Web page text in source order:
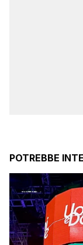
POTREBBE